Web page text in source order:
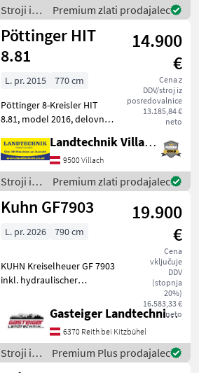
delo
Stroji in
oprema
za žetev
in
spravilo
/ Kuhn
Premium zlati prodajalec
Pöttinger HIT
8.81
14.900
€
Cena z
DDV/stroj iz
posredovalnice
13.185,84 €
neto
L. pr. 2015
770 cm
Pöttinger 8-Kreisler HIT
8.81, model 2016, delovna
hidravlična naprava za
omejevanje trosenja,
balonske gume, opozorilne
table in os
Landtechnik Villach GmbH
9500 Villach
Stroji in
oprema
za žetev
spravilo
Pöttinger
Premium zlati prodajalec
Kuhn GF7903
19.900
€
Cena
vključuje
DDV
(stopnja
20%)
16.583,33 €
neto
L. pr. 2026 790 cm
KUHN Kreiselheuer GF 7903
inkl. hydraulischer
ein KUHN Kreiselheuer GF
7903 in sehr gutem
Zustand. Ausstattun
Gasteiger Landtechnik GmbH
6370 Reith bei Kitzbühel
Stroji in
oprema
Premium Plus prodajalec